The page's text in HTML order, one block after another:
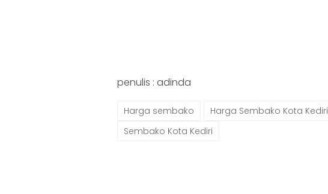
penulis : adinda
Harga sembako Harga Sembako Kota Kediri
Sembako Kota Kediri